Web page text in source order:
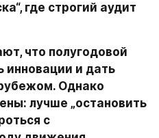
где строгий аудит
что полугодовой
инновации и дать
Однако
лучше „остановить
с